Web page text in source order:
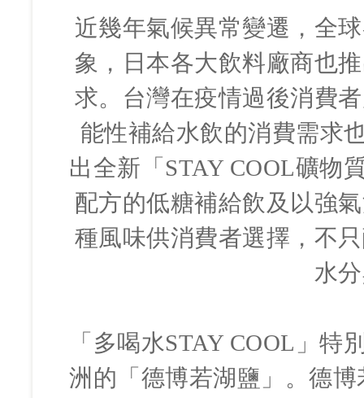
近幾年氣候異常變遷，全
象，日本各大飲料廠商也
求。台灣在疫情過後消費
能性補給水飲的消費需求
出全新「STAY COOL礦物
配方的低糖補給飲及以強
種風味供消費者選擇，不
水
「多喝水STAY COOL」
洲的「德博若湖鹽」。德